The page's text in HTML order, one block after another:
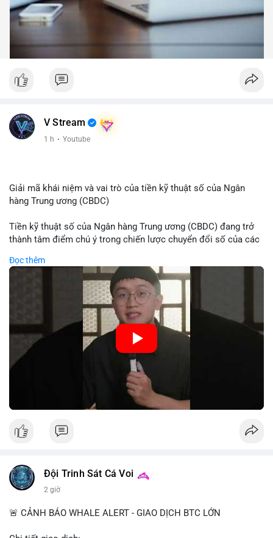
V Stream
1 h · Youtube
Giải mã khái niệm và vai trò của tiền kỹ thuật số của Ngân
hàng Trung ương (CBDC)
Tiền kỹ thuật số của Ngân hàng Trung ương (CBDC) đang trở
thành tâm điểm chú ý trong chiến lược chuyển đổi số của các
trung, CBDC là hình thức tiền pháp định được phát hành và
quản lý trực tiếp bởi Ngân hàng Trung ương nhằm tối ưu hóa
hệ thống thanh toán và tăng cường hiệu quả chính sách tiền tệ.
Việc triển khai CBDC hứa hẹn sẽ thay đổi diện mạo của hạ
tầng tài chính truyền thống, mang lại sự tiện lợi trong giao dịch
nhưng cũng đặt ra nhiều thách thức về quyền riêng tư và an
ninh mạng.
🎥 Xem video trực tiếp tại:
Đọc thêm
Đội Trinh Sát Cá Voi
2 giờ
🚨 CẢNH BÁO WHALE ALERT - GIAO DỊCH BTC LỚN